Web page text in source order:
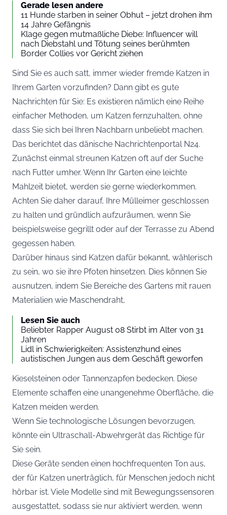
Gerade lesen andere
11 Hunde starben in seiner Obhut – jetzt drohen ihm
14 Jahre Gefängnis
Klage gegen mutmaßliche Diebe: Influencer will
nach Diebstahl und Tötung seines berühmten
Border Collies vor Gericht ziehen
Sind Sie es auch satt, immer wieder fremde Katzen in
Ihrem Garten vorzufinden? Dann gibt es gute
Nachrichten für Sie: Es existieren nämlich eine Reihe
einfacher Methoden, um Katzen fernzuhalten, ohne
dass Sie sich bei Ihren Nachbarn unbeliebt machen.
Das berichtet das dänische Nachrichtenportal N24.
Zunächst einmal streunen Katzen oft auf der Suche
nach Futter umher. Wenn Ihr Garten eine leichte
Mahlzeit bietet, werden sie gerne wiederkommen.
Achten Sie daher darauf, Ihre Mülleimer geschlossen
zu halten und gründlich aufzuräumen, wenn Sie
beispielsweise gegrillt oder auf der Terrasse zu Abend
gegessen haben.
Darüber hinaus sind Katzen dafür bekannt, wählerisch
zu sein, wo sie ihre Pfoten hinsetzen. Dies können Sie
ausnutzen, indem Sie Bereiche des Gartens mit rauen
Materialien wie Maschendraht,
Lesen Sie auch
Beliebter Rapper August 08 Stirbt im Alter von 31
Jahren
Lidl in Schwierigkeiten: Assistenzhund eines
autistischen Jungen aus dem Geschäft geworfen
Kieselsteinen oder Tannenzapfen bedecken. Diese
Elemente schaffen eine unangenehme Oberfläche, die
Katzen meiden werden.
Wenn Sie technologische Lösungen bevorzugen,
könnte ein Ultraschall-Abwehrgerät das Richtige für
Sie sein.
Diese Geräte senden einen hochfrequenten Ton aus,
der für Katzen unerträglich, für Menschen jedoch nicht
hörbar ist. Viele Modelle sind mit Bewegungssensoren
ausgestattet, sodass sie nur aktiviert werden, wenn